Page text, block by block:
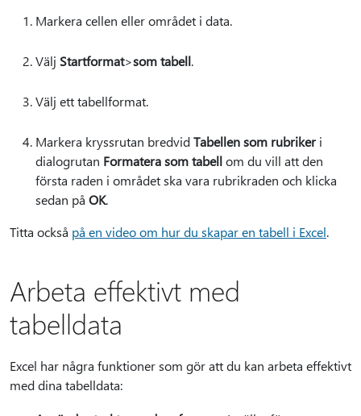
Markera cellen eller området i data.
Välj Startformat>som tabell.
Välj ett tabellformat.
Markera kryssrutan bredvidTabellen som rubrikeri
dialogrutan Formatera som tabellom du vill att den
första raden i området ska vara rubrikraden och klicka
sedan på OK.
Titta också på en video om hur du skapar en tabell i Excel.
Arbeta effektivt med
tabelldata
Excel har några funktioner som gör att du kan arbeta effektivt
med dina tabelldata: